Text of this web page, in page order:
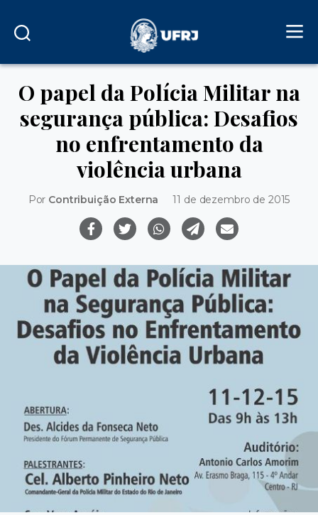
O papel da Polícia Militar na
segurança pública: Desafios
no enfrentamento da
violência urbana
Por Contribuição Externa 11 de dezembro de 2015